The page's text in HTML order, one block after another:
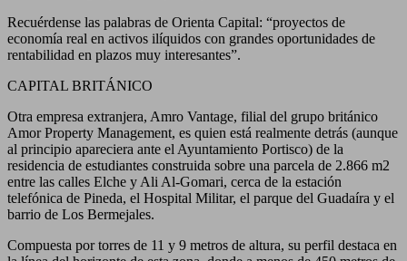
Recuérdense las palabras de Orienta Capital: “proyectos de
economía real en activos ilíquidos con grandes oportunidades de
rentabilidad en plazos muy interesantes”.
CAPITAL BRITÁNICO
Otra empresa extranjera, Amro Vantage, filial del grupo británico
Amor Property Management, es quien está realmente detrás (aunque
al principio apareciera ante el Ayuntamiento Portisco) de la
residencia de estudiantes construida sobre una parcela de 2.866 m2
entre las calles Elche y Ali Al-Gomari, cerca de la estación
telefónica de Pineda, el Hospital Militar, el parque del Guadaíra y el
barrio de Los Bermejales.
Compuesta por torres de 11 y 9 metros de altura, su perfil destaca en